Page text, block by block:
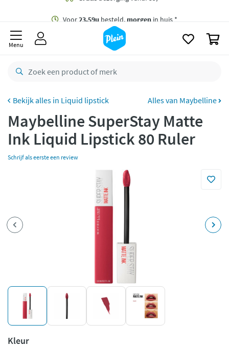
besteld,
retourneren
CO2 neutraal bezorgd
Betaal met Klarna
Menu
Liquid lipstick Alles van Maybelline
Maybelline SuperStay Matte
Ink Liquid Lipstick 80 Ruler
Schrijf als eerste een review
Kleur